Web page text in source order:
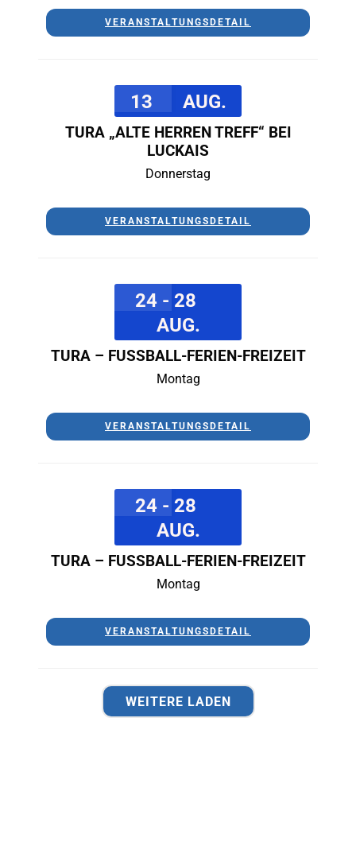
VERANSTALTUNGSDETAIL
13 AUG.
TURA „ALTE HERREN TREFF“ BEI
LUCKAIS
Donnerstag
VERANSTALTUNGSDETAIL
24 - 28
AUG.
TURA – FUSSBALL-FERIEN-FREIZEIT
Montag
VERANSTALTUNGSDETAIL
24 - 28
AUG.
TURA – FUSSBALL-FERIEN-FREIZEIT
Montag
VERANSTALTUNGSDETAIL
WEITERE LADEN